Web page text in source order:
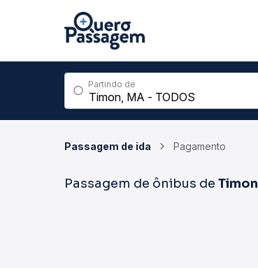
Partindo de
Passagem de ida Pagamento
Passagem de ônibus de Timon